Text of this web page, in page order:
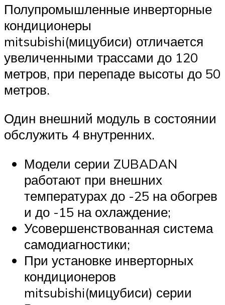
Полупромышленные инверторные
кондиционеры
mitsubishi(мицубиси) отличается
увеличенными трассами до 120
метров, при перепаде высоты до 50
метров.
Один внешний модуль в состоянии
обслужить 4 внутренних.
Модели серии ZUBADAN
работают при внешних
температурах до -25 на обогрев
и до -15 на охлаждение;
Усовершенствованная система
самодиагностики;
При установке инверторных
кондиционеров
mitsubishi(мицубиси) серии